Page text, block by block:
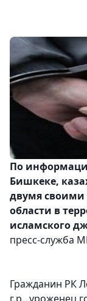
По
Бишкеке,
двумя
области в
исламского
пресс-служба
Гражданин РК